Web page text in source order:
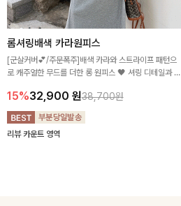
롬셔링배색 카라원피스
[군살커버💕/주문폭주]배색 카라와 스트라이프 패턴으
로 캐주얼한 무드를 더한 롱 원피스 🖤 셔링 디테일과 쫀
15%32,900 원38,700원
리뷰 카운트 영역